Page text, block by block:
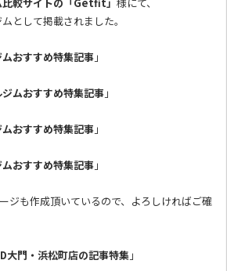
として掲載されました。
おすすめ特集記事」
ムおすすめ特集記事」
おすすめ特集記事」
おすすめ特集記事」
ジも作成頂いているので、よろしければご確
門・浜松町店の記事特集」